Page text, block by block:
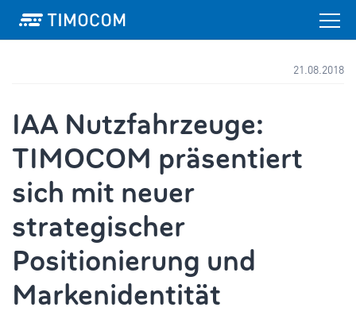
21.08.2018
IAA Nutzfahrzeuge:
TIMOCOM präsentiert
sich mit neuer
strategischer
Positionierung und
Markenidentität